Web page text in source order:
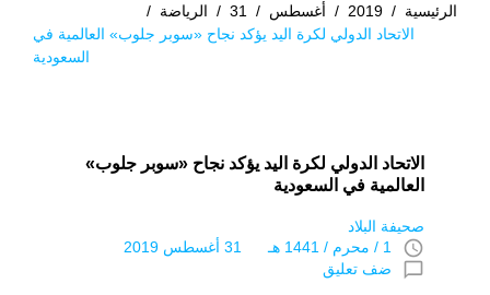
الرئيسية /
2019
/ أغسطس /
31
/ الرياضة /
الاتحاد الدولي لكرة اليد يؤكد نجاح «سوبر جلوب» العالمية في
السعودية
الاتحاد الدولي لكرة اليد يؤكد نجاح «سوبر جلوب»
العالمية في السعودية
صحيفة البلاد
access_time 1 / محرم / 1441 هـ 31 أغسطس 2019
chat_bubble_outline ضف تعليق